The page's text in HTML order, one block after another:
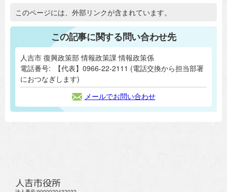
追加情報：外部リンク
このページには、外部リンクが含まれています。
この記事に関する問い合わせ先
人吉市 復興政策部 情報政策課 情報政策係
電話番号:
【代表】0966-22-2111 (電話交換から担当部署
におつなぎします)
メールでお問い合わせ
人吉市役所